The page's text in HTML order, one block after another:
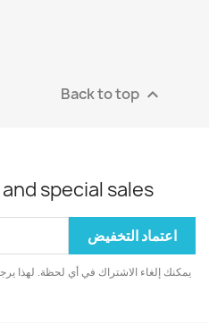
Back to top 
special sales
يمكنك إلغاء الاشتراك في أي لحظة. لهذا